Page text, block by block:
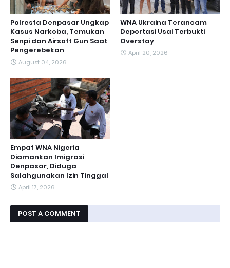
Polresta Denpasar Ungkap
Kasus Narkoba, Temukan
Senpi dan Airsoft Gun Saat
Pengerebekan
August 04, 2026
WNA Ukraina Terancam
Deportasi Usai Terbukti
Overstay
April 20, 2026
Empat WNA Nigeria
Diamankan Imigrasi
Denpasar, Diduga
Salahgunakan Izin Tinggal
April 17, 2026
POST A COMMENT